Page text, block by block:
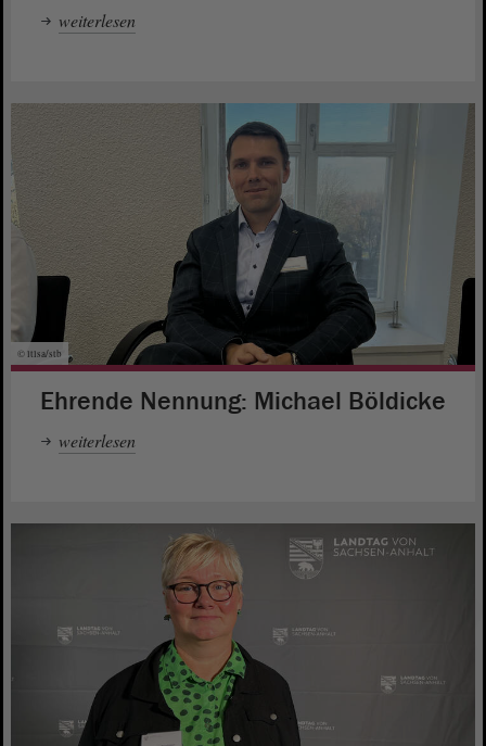
weiterlesen
© ltlsa/stb
Ehrende Nennung: Michael Böldicke
weiterlesen